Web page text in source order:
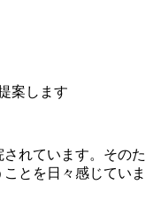
案します
れています。そのた
とを日々感じていま